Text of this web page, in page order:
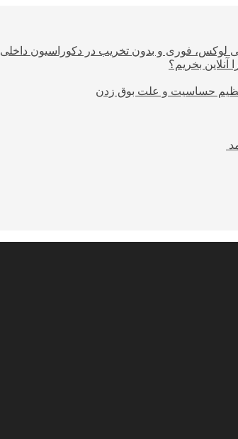
لوکس، فوری و بدون تخریب در دکوراسیون داخلی
آنلاین بخریم؟
حساسیت و علت بوق زدن